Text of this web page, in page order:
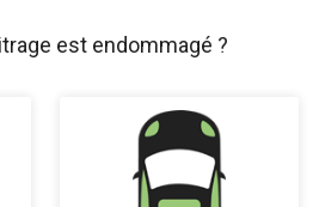
est endommagé ?